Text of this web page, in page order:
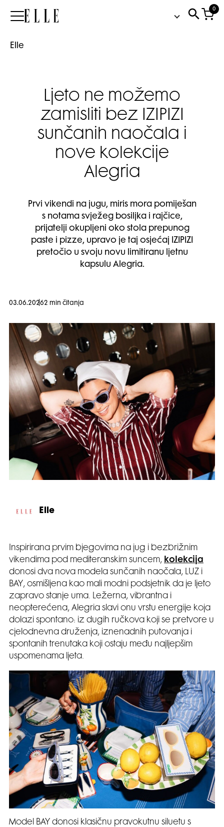
Elle
0
Elle
Ljeto ne možemo
zamisliti bez IZIPIZI
sunčanih naočala i
nove kolekcije
Alegria
Prvi vikendi na jugu, miris mora pomiješan
s notama svježeg bosiljka i rajčice,
prijatelji okupljeni oko stola prepunog
paste i pizze, upravo je taj osjećaj IZIPIZI
pretočio u svoju novu limitiranu ljetnu
kapsulu Alegria.
03.06.20262 min čitanja
Elle
Inspirirana prvim bjegovima na jug i bezbrižnim
vikendima pod mediteranskim suncem, kolekcija
donosi dva nova modela sunčanih naočala, LUZ i
BAY, osmišljena kao mali modni podsjetnik da je ljeto
zapravo stanje uma. Ležerna, vibrantna i
neopterećena, Alegria slavi onu vrstu energije koja
dolazi spontano: iz dugih ručkova koji se pretvore u
cjelodnevna druženja, iznenadnih putovanja i
spontanih trenutaka koji ostaju među najljepšim
uspomenama ljeta.
Model BAY donosi klasičnu pravokutnu siluetu s